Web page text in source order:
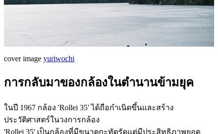
cover image yuriwochi
การกลับมาของกล้องในตำนานข้ามยุค
ในปี 1967 กล้อง 'Rollei 35' ได้ถือกำเนิดขึ้นและสร้าง
ประวัติศาสตร์ในวงการกล้อง
'Rollei 35' เป็นกล้องที่มีขนาดกะทัดรัดแต่มีประสิทธิภาพยอด